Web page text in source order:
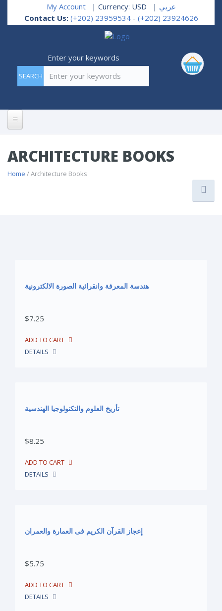
My Account | Currency: USD | عربي
Contact Us: (+202) 23959534 - (+202) 23924626
Enter your keywords
About Us
Arts
Education & Psychology
Nutrition, Health & Beauty
Religions
Arab Heritage
Human Development
Law
Language & Literature
ARCHITECTURE BOOKS
Home / Architecture Books
هندسة المعرفة وانقرائية الصورة الالكترونية
$7.25
DETAILS
تأريخ العلوم والتكنولوجيا الهندسية
$8.25
DETAILS
إعجاز القرآن الكريم فى العمارة والعمران
$5.75
DETAILS